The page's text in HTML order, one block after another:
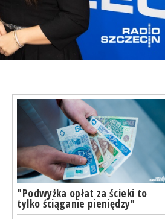
"Podwyżka opłat za ścieki to
tylko ściąganie pieniędzy"